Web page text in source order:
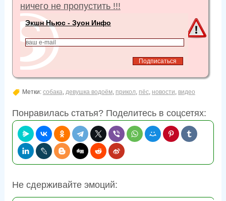
ничего не пропустить !!!
Экшн Ньюс - Зуон Инфо
Метки: собака девушка водоём, прикол пёс, новости видео
Понравилась статья? Поделитесь в соцсетях:
Не сдерживайте эмоций: